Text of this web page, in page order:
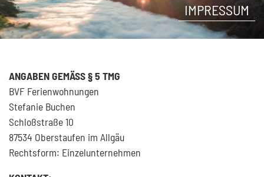
IMPRESSUM
ANGABEN GEMÄSS § 5 TMG
BVF Ferienwohnungen
Stefanie Buchen
Schloßstraße 10
87534 Oberstaufen im Allgäu
Rechtsform: Einzelunternehmen